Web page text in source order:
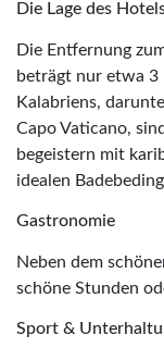
Die Lage des
Die Entfernung
beträgt nur etwa 3
Kalabriens,
Capo Vaticano,
begeistern mit
idealen
Gastronomie
Neben dem
schöne Stunden
Sport &